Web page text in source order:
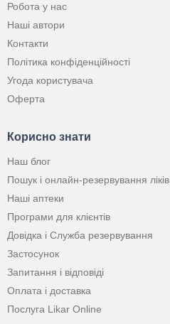
Робота у нас
Наші автори
Контакти
Політика конфіденційності
Угода користувача
Оферта
Корисно знати
Наш блог
Пошук і онлайн-резервування ліків
Наші аптеки
Програми для клієнтів
Довідка і Служба резервування
Застосунок
Запитання і відповіді
Оплата і доставка
Послуга Likar Online